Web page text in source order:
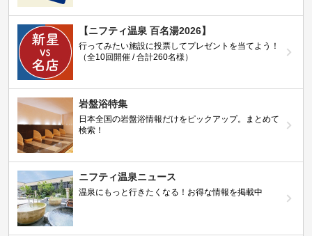
【ニフティ温泉 百名湯2026】
行ってみたい施設に投票してプレゼントを当てよう！
（全10回開催 / 合計260名様）
岩盤浴特集
日本全国の岩盤浴情報だけをピックアップ。まとめて
検索！
ニフティ温泉ニュース
温泉にもっと行きたくなる！お得な情報を掲載中